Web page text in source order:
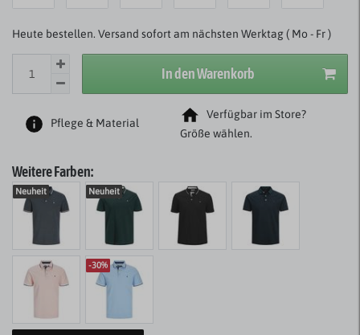
Heute bestellen. Versand sofort am nächsten Werktag ( Mo - Fr )
In den Warenkorb
Pflege & Material
Verfügbar im Store?
Größe wählen.
Weitere Farben:
Neuheit Neuheit
-30%